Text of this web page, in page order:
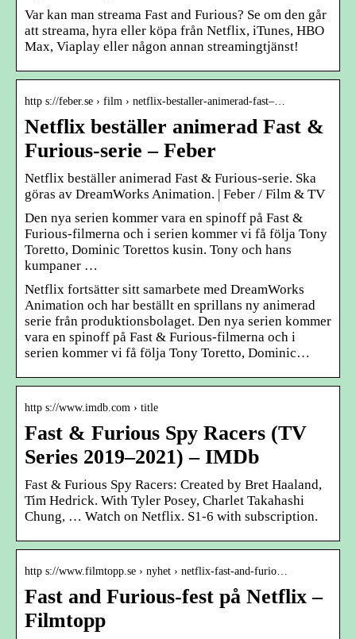
Var kan man streama Fast and Furious? Se om den går
att streama, hyra eller köpa från Netflix, iTunes, HBO
Max, Viaplay eller någon annan streamingtjänst!
http s://feber.se › film › netflix-bestaller-animerad-fast–…
Netflix beställer animerad Fast &
Furious-serie – Feber
Netflix beställer animerad Fast & Furious-serie. Ska
göras av DreamWorks Animation. | Feber / Film & TV
Den nya serien kommer vara en spinoff på Fast &
Furious-filmerna och i serien kommer vi få följa Tony
Toretto, Dominic Torettos kusin. Tony och hans
kumpaner …
Netflix fortsätter sitt samarbete med DreamWorks
Animation och har beställt en sprillans ny animerad
serie från produktionsbolaget. Den nya serien kommer
vara en spinoff på Fast & Furious-filmerna och i
serien kommer vi få följa Tony Toretto, Dominic…
http s://www.imdb.com › title
Fast & Furious Spy Racers (TV
Series 2019–2021) – IMDb
Fast & Furious Spy Racers: Created by Bret Haaland,
Tim Hedrick. With Tyler Posey, Charlet Takahashi
Chung, … Watch on Netflix. S1-6 with subscription.
http s://www.filmtopp.se › nyhet › netflix-fast-and-furio…
Fast and Furious-fest på Netflix –
Filmtopp